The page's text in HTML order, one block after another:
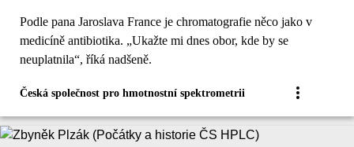
Podle pana Jaroslava France je chromatografie něco jako v
medicíně antibiotika. „Ukažte mi dnes obor, kde by se
neuplatnila“, říká nadšeně.
Česká společnost pro hmotnostní spektrometrii